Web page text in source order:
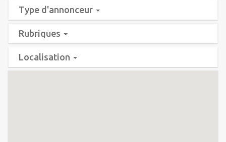
Type d'annonceur
Rubriques
Localisation